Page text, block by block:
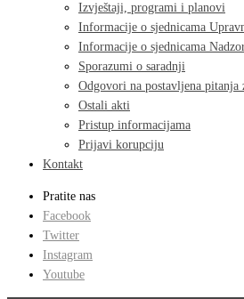
Izvještaji, programi i planovi
Informacije o sjednicama
Informacije o sjednicama
Sporazumi o saradnji
Odgovori na postavljena pitanja
Ostali akti
Pristup informacijama
Prijavi korupciju
Kontakt
Pratite nas
Facebook
Twitter
Instagram
Youtube